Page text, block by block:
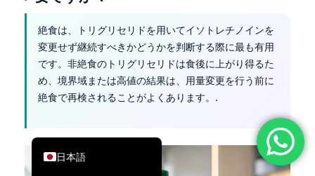
絶食は、トリグリセリドを用いてイソトレチノインを
変更せず継続すべきかどうかを判断する際に最も有用
です。非絶食のトリグリセリドは食後に上がり得るた
め、境界域または高値の結果は、用量変更を行う前に
絶食で再検されることがよくあります。.
日本語
العربية
Français
עִבְרִית